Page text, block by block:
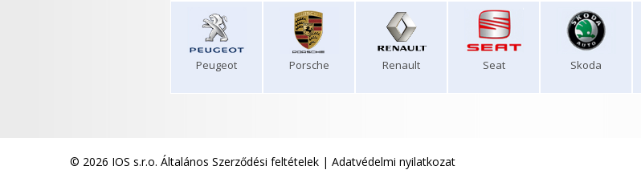
Peugeot Porsche Renault Seat Skoda
© 2026 IOS s.r.o. Általános Szerződési feltételek | Adatvédelmi nyilatkozat